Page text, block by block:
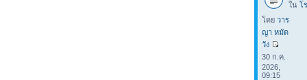
ใน โ
โดย วาร
ญา หมัด
วัง
30 ก.ค.
2026,
09:15